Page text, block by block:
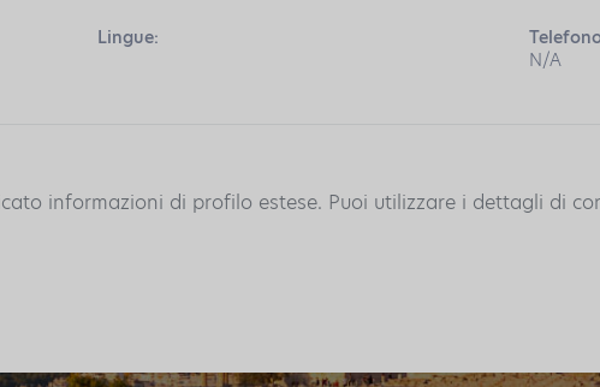
Lingue:
N/A
informazioni di profilo estese. Puoi utilizzare i dettagli di